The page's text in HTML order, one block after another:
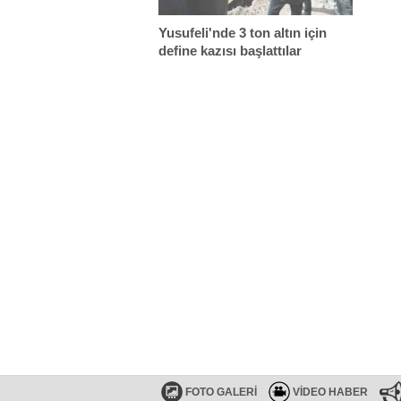
Yusufeli'nde 3 ton altın için
define kazısı başlattılar
FOTO GALERİ VİDEO HABER